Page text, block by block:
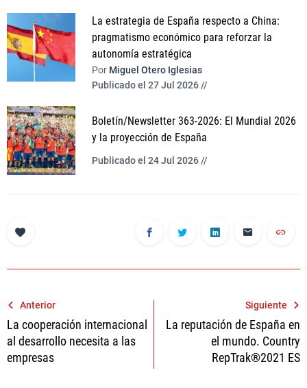
La estrategia de España respecto a China:
pragmatismo económico para reforzar la
autonomía estratégica
Por Miguel Otero Iglesias
Publicado el 27 Jul 2026 //
Boletín/Newsletter 363-2026: El Mundial 2026
y la proyección de España
Publicado el 24 Jul 2026 //
Navegación
de
entradas
Anterior
La cooperación internacional
al desarrollo necesita a las
empresas
Siguiente
La reputación de España en
el mundo. Country
RepTrak®2021 ES